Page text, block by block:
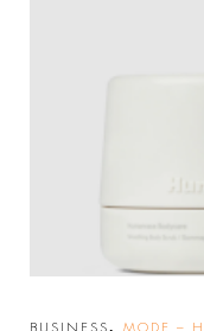
BUSINESS, MODE –